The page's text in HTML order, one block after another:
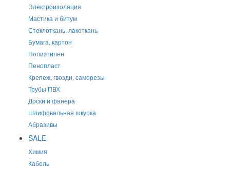
Электроизоляция
Мастика и битум
Стеклоткань, лакоткань
Бумага, картон
Полиэтилен
Пенопласт
Крепеж, гвозди, саморезы
Трубы ПВХ
Доски и фанера
Шлифовальная шкурка
Абразивы
SALE
Химия
Кабель